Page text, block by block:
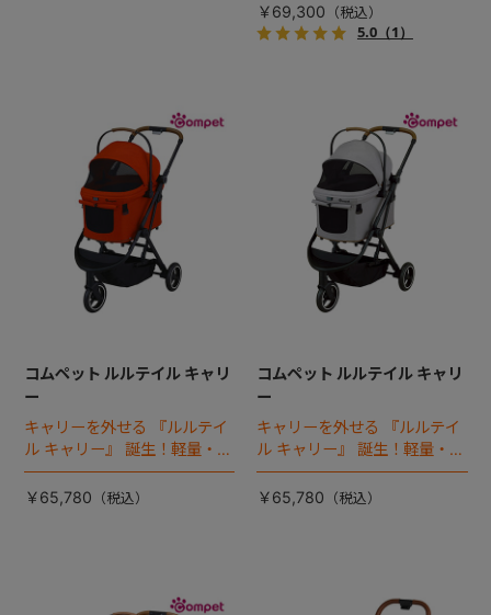
￥69,300
5.0（1）
コムペット ルルテイル キャリ
ー
キャリーを外せる 『ルルテイ
ル キャリー』 誕生！軽量・コ
ンパクトな3輪ペットカート。
￥65,780
コムペット ルルテイル キャリ
ー
キャリーを外せる 『ルルテイ
ル キャリー』 誕生！軽量・コ
ンパクトな3輪ペットカート。
￥65,780